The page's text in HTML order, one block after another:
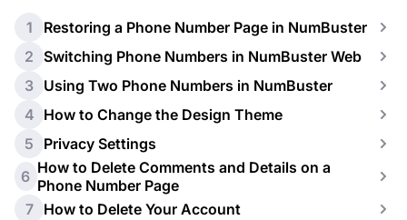
1
Restoring a Phone Number Page in NumBuster
2 Switching Phone Numbers in NumBuster Web
3 Using Two Phone Numbers in NumBuster
4 How to Change the Design Theme
5
Privacy Settings
6 How to Delete Comments and Details on a
Phone Number Page
7
How to Delete Your Account